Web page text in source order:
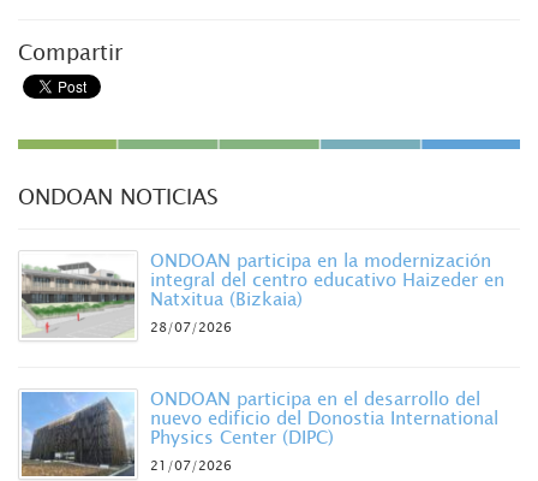
Compartir
ONDOAN NOTICIAS
ONDOAN participa en la modernización
integral del centro educativo Haizeder en
Natxitua (Bizkaia)
28/07/2026
ONDOAN participa en el desarrollo del
nuevo edificio del Donostia International
Physics Center (DIPC)
21/07/2026